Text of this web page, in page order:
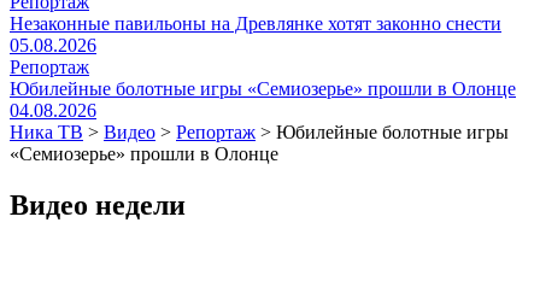
Незаконные павильоны на Древлянке хотят законно снести
05.08.2026
Репортаж
Юбилейные болотные игры «Семиозерье» прошли в Олонце
04.08.2026
Ника ТВ > Видео > Репортаж > Юбилейные болотные игры
«Семиозерье» прошли в Олонце
Видео недели